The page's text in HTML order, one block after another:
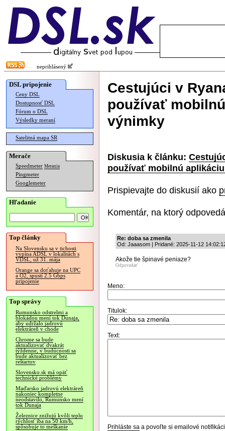
neprihlásený
DSL pripojenie
Ceny DSL
Dostupnosť DSL
Fórum o DSL
Výsledky meraní
Satelitná mapa SR
Merače
Speedmeter Merania
Pingmeter
Googlemeter
Hľadanie
Top články
Na Slovensku sa v tichosti
vypína ADSL v lokalitách s
VDSL, už 31. mája
Orange sa doťahuje na UPC
a O2, spustí 2.5 Gbps
pripojenie
Top správy
Rumunsko odstrelmi a
blokádou mení tok Dunaja,
aby udržalo jadrovú
elektráreň v chode
Chrome sa bude
aktualizovať dvakrát
týždenne, v budúcnosti sa
bude aktualizovať bez
reštartov
Slovensko.sk má opäť
technické problémy
Maďarsko jadrovú elektráreň
nakoniec kompletne
neodstavilo, Rumunsko mení
tok Dunaja
Železnice znižujú kvôli teplu
rýchlosť iba na 50 km/h,
spôsobuje to meškanie
Cestujúci v
používať
výnimky
Diskusia k článku:
používať mobilnú
Prispievajte do diskusií ako
Komentár, na ktorý
Re: doba sa zmenila
Od: Jaaasom | Pridané: 2025-11-12
Akože tie špinavé peniaze?
Odpovedať
Meno:
Titulok:
Text:
Prihláste sa a povoľte si emailové